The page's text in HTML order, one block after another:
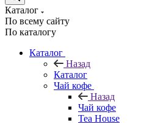
Каталог
По всему сайту
По каталогу
Каталог
Назад
Каталог
Чай кофе
Назад
Чай кофе
Tea House